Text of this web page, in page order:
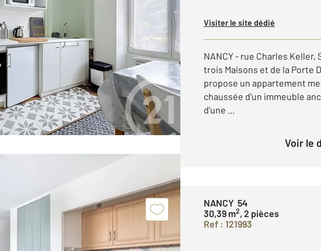
Visiter le site dédié
NANCY - rue Charles
trois Maisons et de la Porte
propose un appartement
chaussée d'un immeuble
d'une ...
Voir le
NANCY 54
30,39 m2, 2 pièces
Ref : 121993